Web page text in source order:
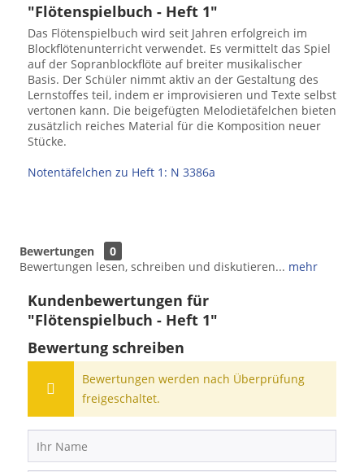
"Flötenspielbuch - Heft 1"
Das Flötenspielbuch wird seit Jahren erfolgreich im
Blockflötenunterricht verwendet. Es vermittelt das Spiel
auf der Sopranblockflöte auf breiter musikalischer
Basis. Der Schüler nimmt aktiv an der Gestaltung des
Lernstoffes teil, indem er improvisieren und Texte selbst
vertonen kann. Die beigefügten Melodietäfelchen bieten
zusätzlich reiches Material für die Komposition neuer
Stücke.
Notentäfelchen zu Heft 1: N 3386a
Bewertungen
0
Bewertungen lesen, schreiben und diskutieren... mehr
Kundenbewertungen für
"Flötenspielbuch - Heft 1"
Bewertung schreiben
Bewertungen werden nach Überprüfung
freigeschaltet.